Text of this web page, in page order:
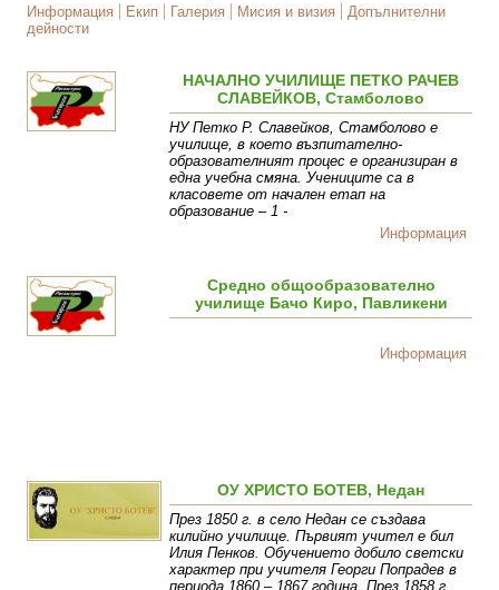
Информация
Екип Галерия Мисия и визия
Допълнителни
дейности
НАЧАЛНО УЧИЛИЩЕ ПЕТКО РАЧЕВ
СЛАВЕЙКОВ, Стамболово
НУ Петко Р. Славейков, Стамболово е
училище, в което възпитателно-
образователният процес е организиран в
една учебна смяна. Учениците са в
класовете от начален етап на
образование – 1 -
Информация
Средно общообразователно
училище Бачо Киро, Павликени
Информация
ОУ ХРИСТО БОТЕВ, Недан
През 1850 г. в село Недан се създава
килийно училище. Първият учител е бил
Илия Пенков. Обучението добило светски
характер при учителя Георги Попрадев в
периода 1860 – 1867 година. През 1858 г.